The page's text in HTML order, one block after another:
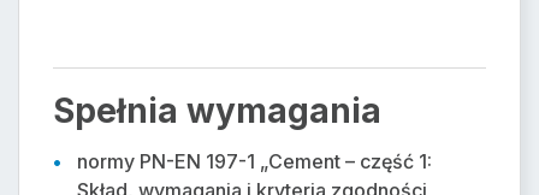
Spełnia wymagania
normy PN-EN 197-1 „Cement – część 1:
Skład, wymagania i kryteria zgodności